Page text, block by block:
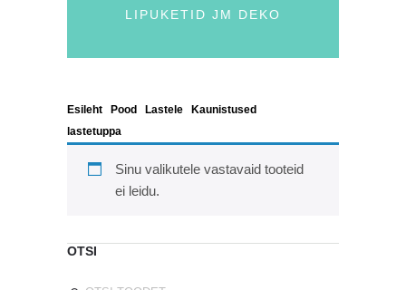
LIPUKETID JM DEKO
Esileht Pood Lastele
Kaunistused
lastetuppa
Sinu valikutele vastavaid tooteid
ei leidu.
OTSI